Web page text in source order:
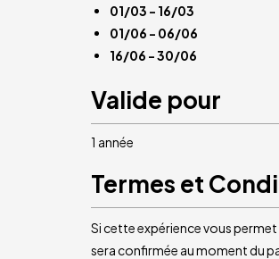
01/03 - 16/03
01/06 - 06/06
16/06 - 30/06
Valide pour
1 année
Termes et
Si cette expérience vous
sera confirmée au moment du